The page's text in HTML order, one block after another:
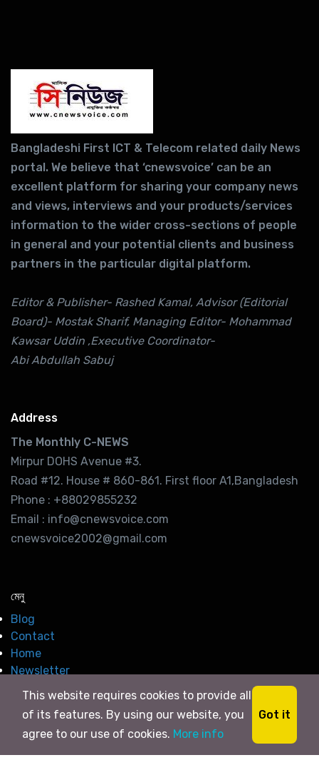
Bangladeshi First ICT & Telecom related daily News
portal. We believe that ‘cnewsvoice’ can be an
excellent platform for sharing your company news
and views, interviews and your products/services
information to the wider cross-sections of people
in general and your potential clients and business
partners in the particular digital platform.
Editor & Publisher- Rashed Kamal, Advisor (Editorial
Board)- Mostak Sharif, Managing Editor- Mohammad
Kawsar Uddin ,Executive Coordinator-
Abi Abdullah Sabuj
Address
The Monthly C-NEWS
Mirpur DOHS Avenue #3.
Road #12. House # 860-861. First floor A1,Bangladesh
Phone : +88029855232
Email : info@cnewsvoice.com
cnewsvoice2002@gmail.com
মেনু
Blog
Contact
Home
Newsletter
This website requires cookies to provide all
of its features. By using our website, you
agree to our use of cookies. More info
Got it